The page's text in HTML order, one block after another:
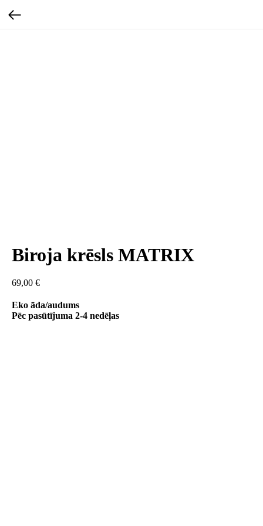
Biroja krēsls MATRIX
69,00 €
Eko āda/audums
Pēc pasūtījuma 2-4 nedēļas